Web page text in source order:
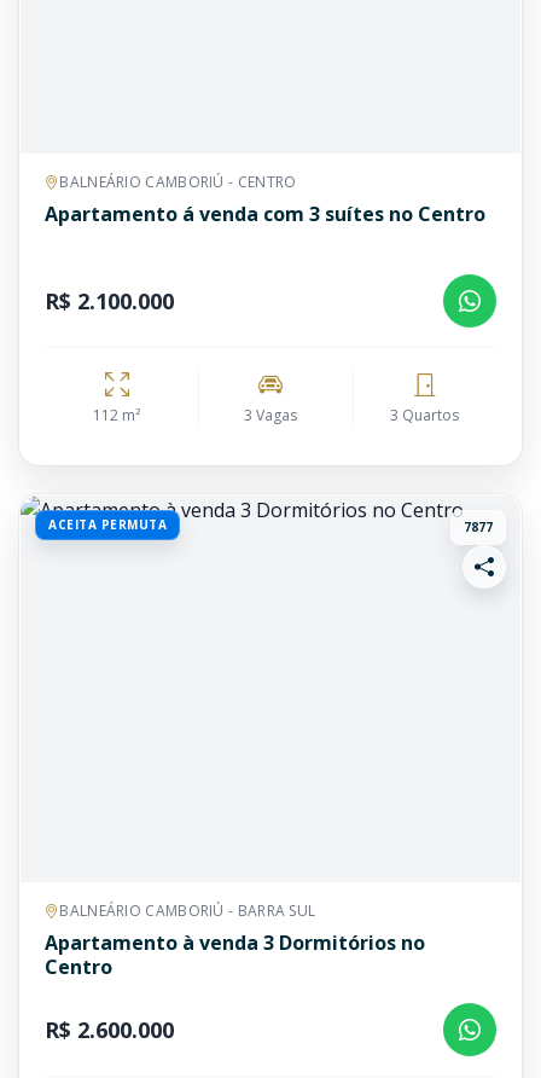
BALNEÁRIO CAMBORIÚ - CENTRO
Apartamento á venda com 3 suítes no Centro
R$ 2.100.000
112 m² 3 Vagas 3 Quartos
ACEITA PERMUTA 7877
BALNEÁRIO CAMBORIÚ - BARRA SUL
Apartamento à venda 3 Dormitórios no
Centro
R$ 2.600.000